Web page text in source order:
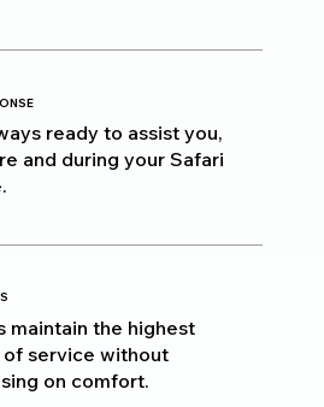
ready to assist you,
and during your Safari
maintain the highest
of service without
on comfort.